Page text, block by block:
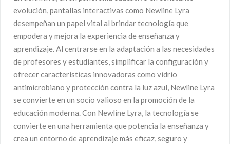
evolución, pantallas interactivas como Newline Lyra
desempeñan un papel vital al brindar tecnología que
empodera y mejora la experiencia de enseñanza y
aprendizaje. Al centrarse en la adaptación a las necesidades
de profesores y estudiantes, simplificar la configuración y
ofrecer características innovadoras como vidrio
antimicrobiano y protección contra la luz azul, Newline Lyra
se convierte en un socio valioso en la promoción de la
educación moderna. Con Newline Lyra, la tecnología se
convierte en una herramienta que potencia la enseñanza y
crea un entorno de aprendizaje más eficaz, seguro y